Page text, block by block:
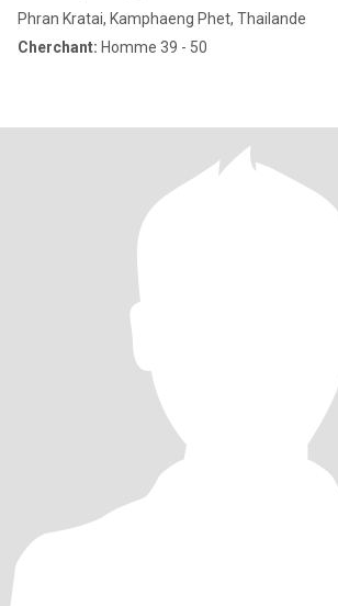
Phran Kratai, Kamphaeng Phet, Thailande
Cherchant: Homme 39 - 50